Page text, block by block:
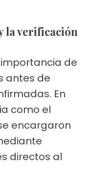
la verificación
de
antes de
En
como el
encargaron
directos al